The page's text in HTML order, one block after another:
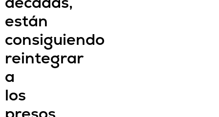
están
consiguiendo
reintegrar
a
los